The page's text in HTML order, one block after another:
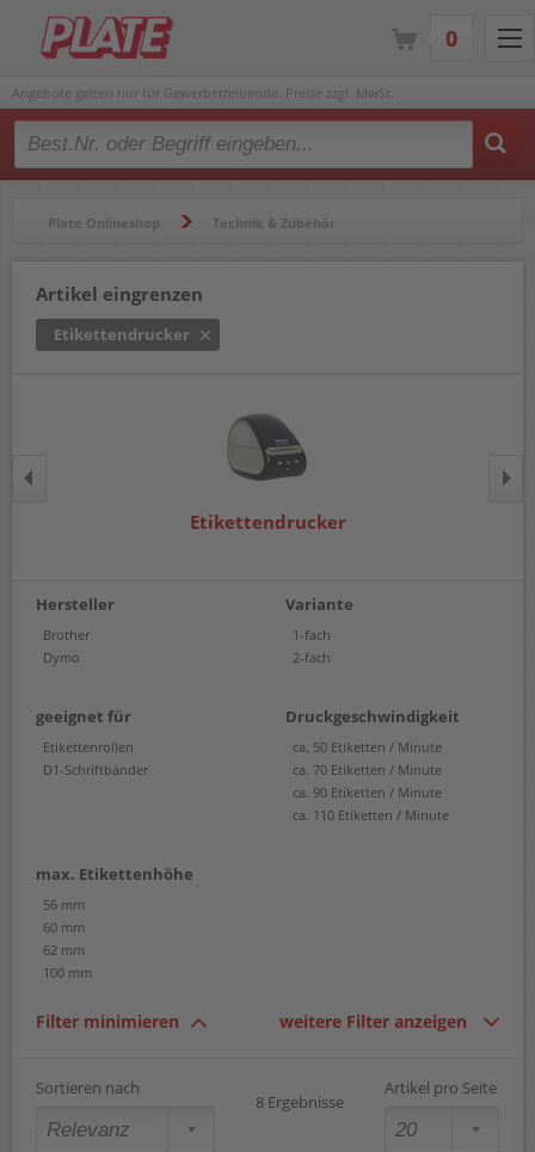
Angebote gelten nur für Gewerbetreibende. Preise zzgl. MwSt.
Type 2 or more characters for results.
Plate Onlineshop Technik & Zubehör
Artikel eingrenzen
Etikettendrucker
Etikettendrucker
Hersteller
Brother
Dymo
Variante
1-fach
2-fach
geeignet für
Etikettenrollen
D1-Schriftbänder
Druckgeschwindigkeit
ca. 50 Etiketten / Minute
ca. 70 Etiketten / Minute
ca. 90 Etiketten / Minute
ca. 110 Etiketten / Minute
max. Etikettenhöhe
56 mm
60 mm
62 mm
100 mm
Filter minimieren weitere Filter anzeigen
Sortieren nach
8 Ergebnisse
Artikel pro Seite
0